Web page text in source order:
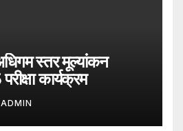
स्तर मूल्यांकन
कार्यक्रम
ADMIN